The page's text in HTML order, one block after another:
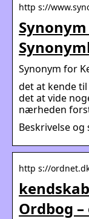
http s://
Synonym for
det at kende
det at vide
nærheden
Beskrivelse
http s://
Ordbog